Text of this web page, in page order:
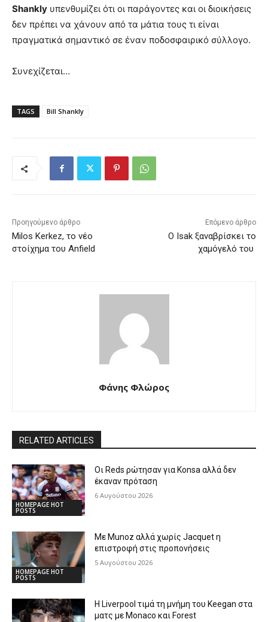
Shankly υπενθυμίζει ότι οι παράγοντες και οι διοικήσεις
δεν πρέπει να χάνουν από τα μάτια τους τι είναι
πραγματικά σημαντικό σε έναν ποδοσφαιρικό σύλλογο.
Συνεχίζεται…
TAGS Bill Shankly
Προηγούμενο άρθρο
Milos Kerkez, το νέο
στοίχημα του Anfield
Επόμενο άρθρο
Ο Isak ξαναβρίσκει το
χαμόγελό του
Φάνης Φλώρος
RELATED ARTICLES
HOMEPAGE HOT
POSTS
Οι Reds ρώτησαν για Konsa αλλά δεν
έκαναν πρόταση
6 Αυγούστου 2026
HOMEPAGE HOT
POSTS
Με Munoz αλλά χωρίς Jacquet η
επιστροφή στις προπονήσεις
5 Αυγούστου 2026
Η Liverpool τιμά τη μνήμη του Keegan στα
ματς με Monaco και Forest